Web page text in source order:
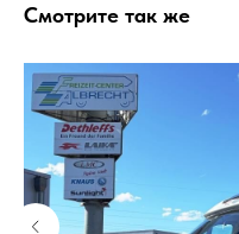
Смотрите так же